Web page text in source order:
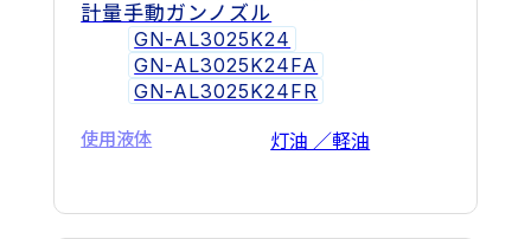
計量手動ガンノズル
GN-AL3025K24
GN-AL3025K24FA
GN-AL3025K24FR
使用液体 灯油 ／軽油